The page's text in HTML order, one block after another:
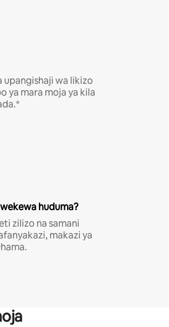
upangishaji wa likizo
ya mara moja ya kila
huduma?
zilizo na samani
makazi ya